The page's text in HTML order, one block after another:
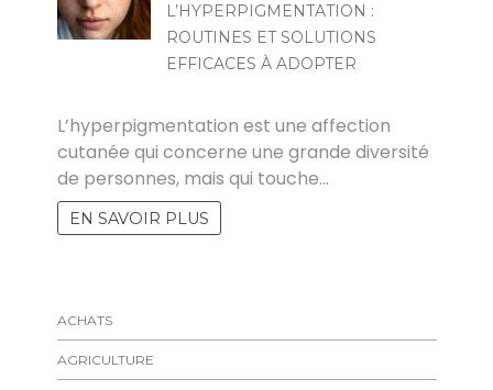
L’HYPERPIGMENTATION :
ROUTINES ET SOLUTIONS
EFFICACES À ADOPTER
L’hyperpigmentation est une affection
cutanée qui concerne une grande diversité
de personnes, mais qui touche…
EN SAVOIR PLUS
ACHATS
AGRICULTURE